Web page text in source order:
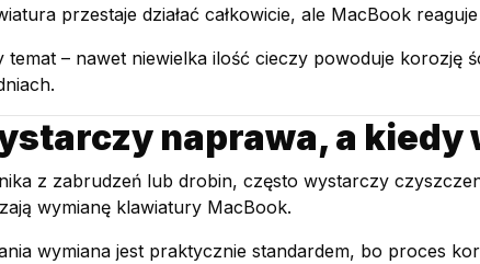
przestaje działać całkowicie, ale MacBook
temat – nawet niewielka ilość cieczy powoduje korozję
naprawa, a kiedy
z zabrudzeń lub drobin, często wystarczy
wymianę klawiatury MacBook.
wymiana jest praktycznie standardem, bo proces